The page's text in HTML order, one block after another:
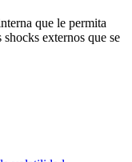
que le permita
externos que se